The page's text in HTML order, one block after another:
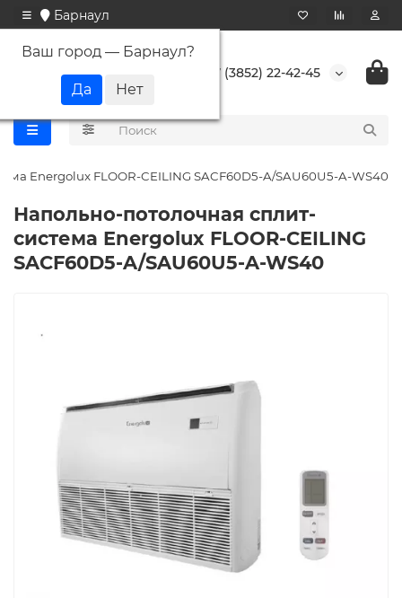
Барнаул
Ваш город — Барнаул?
+7 (3852) 22-42-45
Energolux FLOOR-CEILING SACF60D5-A/SAU60U5-A-WS40
Напольно-потолочная сплит-
система Energolux FLOOR-CEILING
SACF60D5-A/SAU60U5-A-WS40